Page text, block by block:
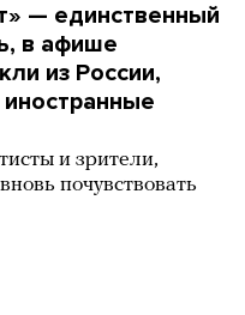
— единственный
в афише
из России,
и зрители,
почувствовать